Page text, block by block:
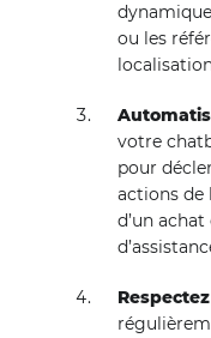
ou les
votre
pour
actions de
d’un achat